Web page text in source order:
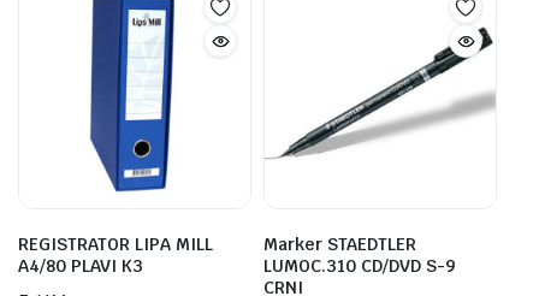
REGISTRATOR LIPA MILL
A4/80 PLAVI K3
Marker STAEDTLER
LUMOC.310 CD/DVD S-9
CRNI